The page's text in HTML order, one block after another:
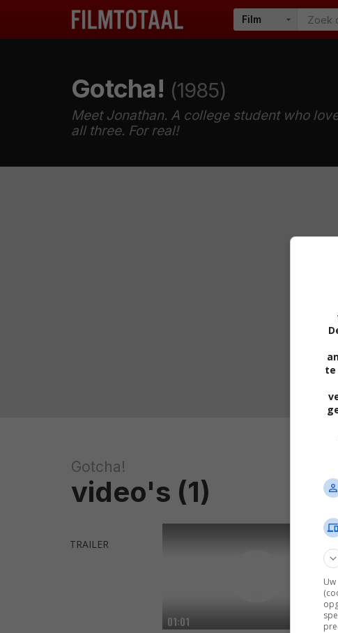
Gotcha! (1985)
Meet Jonathan. A college student who
all three. For real!
Gotcha!
video's (1)
01:01
TRAILER
te